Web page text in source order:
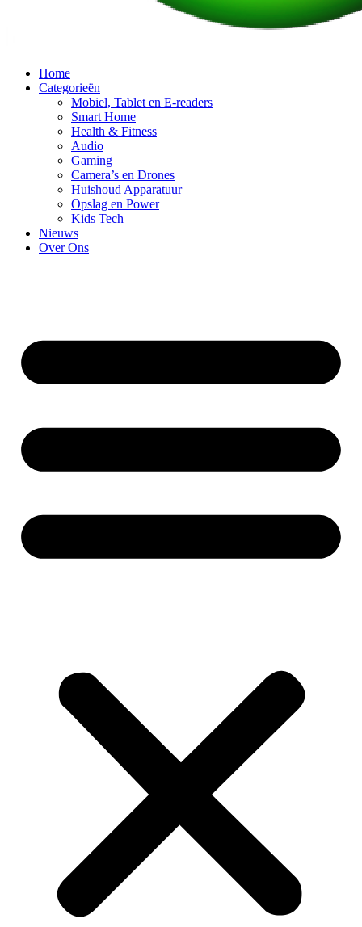
Home
Categorieën
Mobiel, Tablet en E-readers
Smart Home
Health & Fitness
Audio
Gaming
Camera’s en Drones
Huishoud Apparatuur
Opslag en Power
Kids Tech
Nieuws
Over Ons